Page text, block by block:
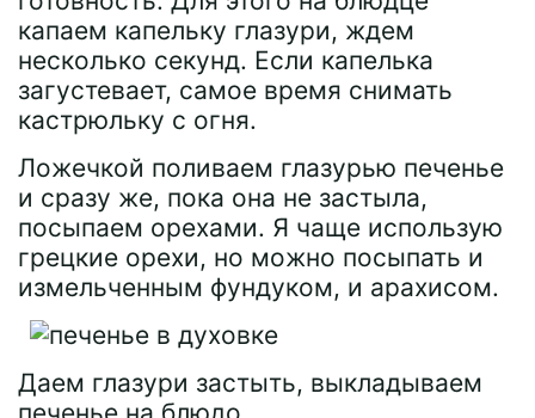
капаем капельку глазури, ждем
несколько секунд. Если капелька
загустевает, самое время снимать
кастрюльку с огня.
Ложечкой поливаем глазурью печенье
и сразу же, пока она не застыла,
посыпаем орехами. Я чаще использую
грецкие орехи, но можно посыпать и
измельченным фундуком, и арахисом.
Даем глазури застыть, выкладываем